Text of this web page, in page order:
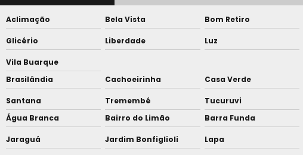
Aclimação Bela Vista Bom Retiro
Glicério Liberdade Luz
Vila Buarque
Brasilândia
Cachoeirinha Casa Verde
Santana Tremembé Tucuruvi
Água Branca
Bairro do Limão Barra Funda
Jaraguá Jardim Bonfiglioli Lapa